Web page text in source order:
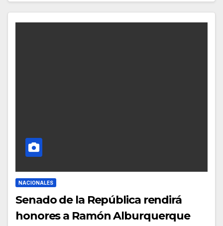
NACIONALES
Senado de la República rendirá
honores a Ramón Alburquerque